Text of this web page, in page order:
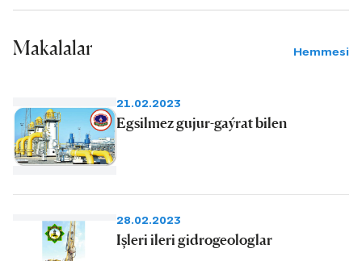
gazanýarlar.
Makalalar Hemmesi
21.02.2023
Egsilmez gujur-gaýrat bilen
28.02.2023
Işleri ileri gidrogeologlar